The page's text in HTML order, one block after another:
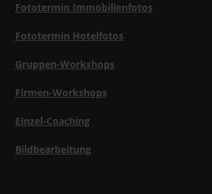
Fototermin Immobilienfotos
Fototermin Hotelfotos
Gruppen-Workshops
Firmen-Workshops
Einzel-Coaching
Bildbearbeitung